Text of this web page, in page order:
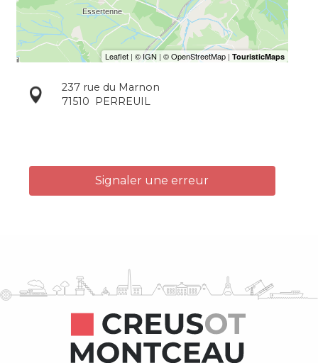
237 rue du Marnon
71510
PERREUIL
Signaler une erreur